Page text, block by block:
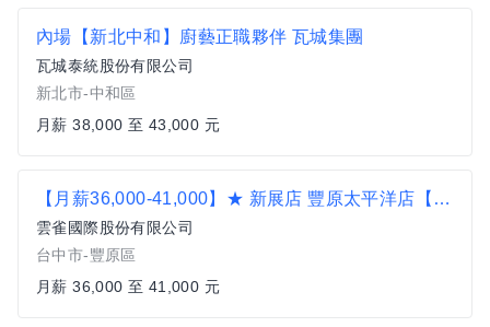
內場【新北中和】廚藝正職夥伴 瓦城集團
瓦城泰統股份有限公司
新北市-中和區
月薪 38,000 至 43,000 元
【月薪36,000-41,000】★ 新展店 豐原太平洋店【古拉爵 Grazie】營運正職人員
雲雀國際股份有限公司
台中市-豐原區
月薪 36,000 至 41,000 元